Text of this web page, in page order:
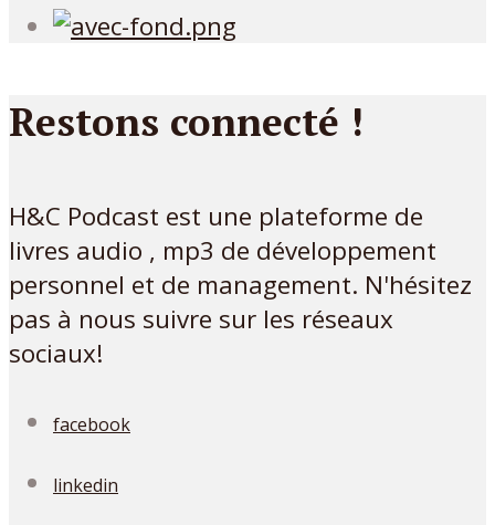
Restons connecté !
H&C Podcast est une plateforme de
livres audio , mp3 de développement
personnel et de management. N'hésitez
pas à nous suivre sur les réseaux
sociaux!
facebook
linkedin